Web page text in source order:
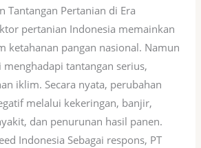
Tantangan Pertanian di Era
pertanian Indonesia memainkan
ketahanan pangan nasional. Namun
tantangan serius,
iklim. Secara nyata, perubahan
melalui kekeringan, banjir,
dan penurunan hasil panen.
Indonesia Sebagai respons, PT